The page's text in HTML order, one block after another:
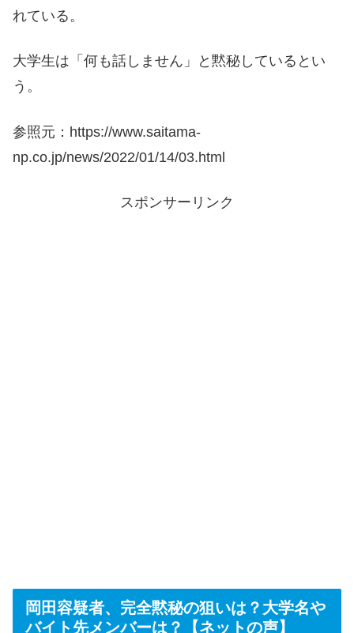
れている。
大学生は「何も話しません」と黙秘しているとい
う。
参照元：https://www.saitama-
np.co.jp/news/2022/01/14/03.html
スポンサーリンク
岡田容疑者、完全黙秘の狙いは？大学名や
バイト先メンバーは？【ネットの声】